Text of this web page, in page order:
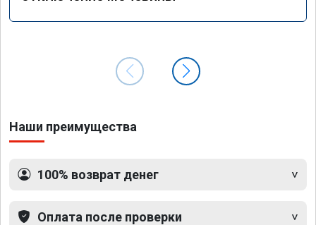
Наши преимущества
100% возврат денег
Оплата после проверки